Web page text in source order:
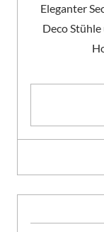
Eleganter
Deco